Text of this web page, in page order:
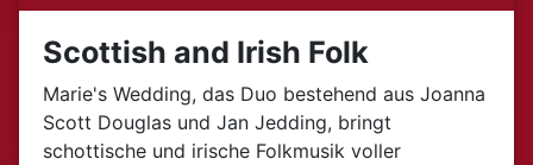
Scottish and Irish Folk
Marie's Wedding, das Duo bestehend aus Joanna
Scott Douglas und Jan Jedding, bringt
schottische und irische Folkmusik voller